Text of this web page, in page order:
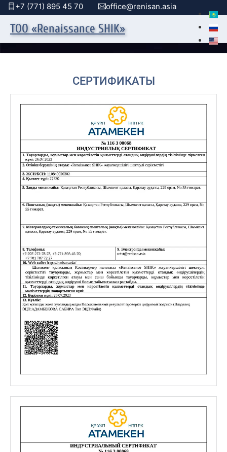
+7 (771) 895 45 70 office@renisan.asia
ТОО «Renaissance SHIK»
СЕРТИФИКАТЫ